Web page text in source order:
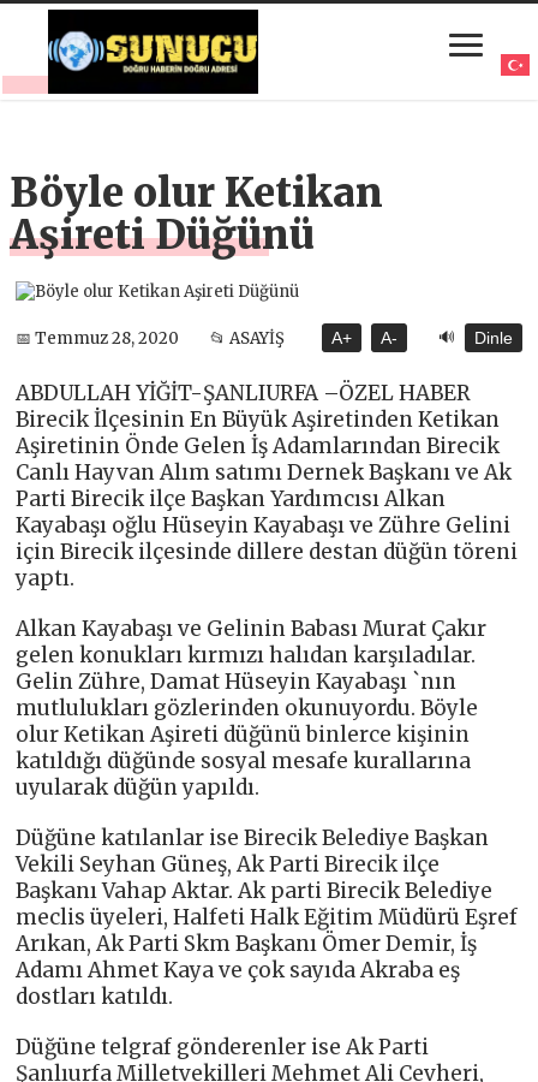
Böyle olur Ketikan
Aşireti Düğünü
📅 Temmuz 28, 2020 📂 ASAYİŞ A+ A- 🔊 Dinle
ABDULLAH YİĞİT-ŞANLIURFA –ÖZEL HABER
Birecik İlçesinin En Büyük Aşiretinden Ketikan
Aşiretinin Önde Gelen İş Adamlarından Birecik
Canlı Hayvan Alım satımı Dernek Başkanı ve Ak
Parti Birecik ilçe Başkan Yardımcısı Alkan
Kayabaşı oğlu Hüseyin Kayabaşı ve Zühre Gelini
için Birecik ilçesinde dillere destan düğün töreni
yaptı.
Alkan Kayabaşı ve Gelinin Babası Murat Çakır
gelen konukları kırmızı halıdan karşıladılar.
Gelin Zühre, Damat Hüseyin Kayabaşı `nın
mutlulukları gözlerinden okunuyordu. Böyle
olur Ketikan Aşireti düğünü binlerce kişinin
katıldığı düğünde sosyal mesafe kurallarına
uyularak düğün yapıldı.
Düğüne katılanlar ise Birecik Belediye Başkan
Vekili Seyhan Güneş, Ak Parti Birecik ilçe
Başkanı Vahap Aktar. Ak parti Birecik Belediye
meclis üyeleri, Halfeti Halk Eğitim Müdürü Eşref
Arıkan, Ak Parti Skm Başkanı Ömer Demir, İş
Adamı Ahmet Kaya ve çok sayıda Akraba eş
dostları katıldı.
Düğüne telgraf gönderenler ise Ak Parti
Şanlıurfa Milletvekilleri Mehmet Ali Cevheri,